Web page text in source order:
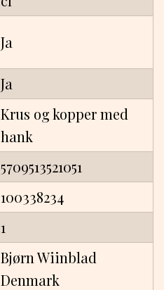
Ja
Ja
Krus og kopper med
hank
5709513521051
100338234
1
Bjørn Wiinblad
Denmark